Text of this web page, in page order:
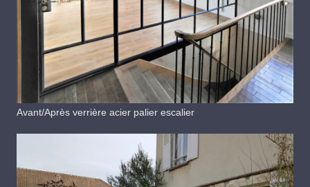
Avant/Après verrière acier palier escalier